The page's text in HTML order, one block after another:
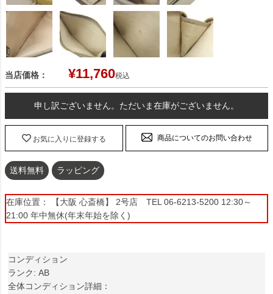
当店価格： ¥11,760税込
申し訳ございません。ただいま在庫がございません。
お気に入りに登録する 商品についてのお問い合わせ
送料無料 ラッピング
在庫位置： 【大阪 心斎橋】 2号店 TEL 06-6213-5200 12:30～
21:00 年中無休(年末年始を除く)
コンディション
ランク: AB
全体コンディション詳細：